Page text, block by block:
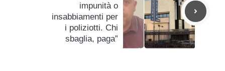
impunità o
insabbiamenti per
i poliziotti. Chi
sbaglia, paga”